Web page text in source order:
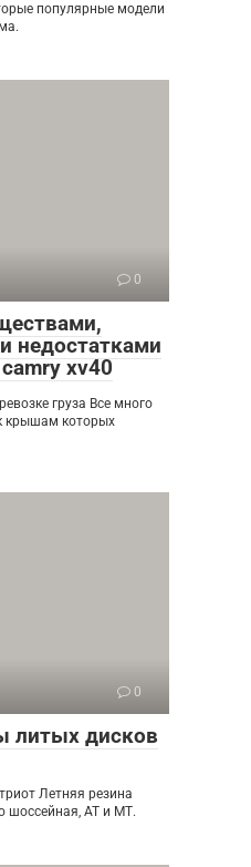
популярные модели
0
недостатками
xv40
груза Все много
крышам которых
0
литых дисков
Летняя резина
шоссейная, АТ и МТ.